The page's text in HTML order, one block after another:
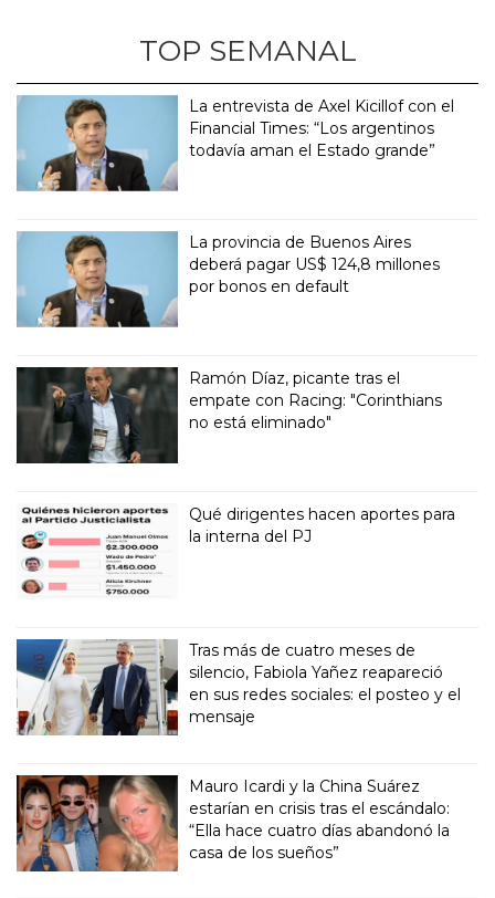
TOP SEMANAL
La entrevista de Axel Kicillof con el
Financial Times: “Los argentinos
todavía aman el Estado grande”
La provincia de Buenos Aires
deberá pagar US$ 124,8 millones
por bonos en default
Ramón Díaz, picante tras el
empate con Racing: "Corinthians
no está eliminado"
Qué dirigentes hacen aportes para
la interna del PJ
Tras más de cuatro meses de
silencio, Fabiola Yañez reapareció
en sus redes sociales: el posteo y el
mensaje
Mauro Icardi y la China Suárez
estarían en crisis tras el escándalo:
“Ella hace cuatro días abandonó la
casa de los sueños”